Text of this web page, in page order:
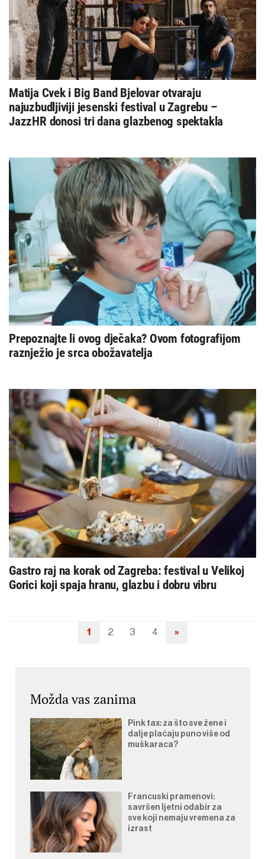
Matija Cvek i Big Band Bjelovar otvaraju
najuzbudljiviji jesenski festival u Zagrebu –
JazzHR donosi tri dana glazbenog spektakla
Prepoznajte li ovog dječaka? Ovom fotografijom
raznježio je srca obožavatelja
Gastro raj na korak od Zagreba: festival u Velikoj
Gorici koji spaja hranu, glazbu i dobru vibru
Navigacija
1 2 3 4 »
Možda vas zanima
Pink tax: za što sve žene i
dalje plaćaju puno više od
muškaraca?
Francuski pramenovi:
savršen ljetni odabir za
sve koji nemaju vremena za
izrast